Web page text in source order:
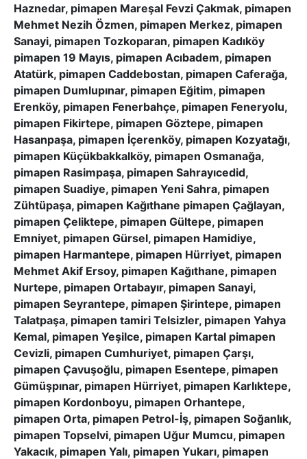
Haznedar, pimapen Mareşal Fevzi Çakmak, pimapen
Mehmet Nezih Özmen, pimapen Merkez, pimapen
Sanayi, pimapen Tozkoparan, pimapen Kadıköy
pimapen 19 Mayıs, pimapen Acıbadem, pimapen
Atatürk, pimapen Caddebostan, pimapen Caferağa,
pimapen Dumlupınar, pimapen Eğitim, pimapen
Erenköy, pimapen Fenerbahçe, pimapen Feneryolu,
pimapen Fikirtepe, pimapen Göztepe, pimapen
Hasanpaşa, pimapen İçerenköy, pimapen Kozyatağı,
pimapen Küçükbakkalköy, pimapen Osmanağa,
pimapen Rasimpaşa, pimapen Sahrayıcedid,
pimapen Suadiye, pimapen Yeni Sahra, pimapen
Zühtüpaşa, pimapen Kağıthane pimapen Çağlayan,
pimapen Çeliktepe, pimapen Gültepe, pimapen
Emniyet, pimapen Gürsel, pimapen Hamidiye,
pimapen Harmantepe, pimapen Hürriyet, pimapen
Mehmet Akif Ersoy, pimapen Kağıthane, pimapen
Nurtepe, pimapen Ortabayır, pimapen Sanayi,
pimapen Seyrantepe, pimapen Şirintepe, pimapen
Talatpaşa, pimapen tamiri Telsizler, pimapen Yahya
Kemal, pimapen Yeşilce, pimapen Kartal pimapen
Cevizli, pimapen Cumhuriyet, pimapen Çarşı,
pimapen Çavuşoğlu, pimapen Esentepe, pimapen
Gümüşpınar, pimapen Hürriyet, pimapen Karlıktepe,
pimapen Kordonboyu, pimapen Orhantepe,
pimapen Orta, pimapen Petrol-İş, pimapen Soğanlık,
pimapen Topselvi, pimapen Uğur Mumcu, pimapen
Yakacık, pimapen Yalı, pimapen Yukarı, pimapen